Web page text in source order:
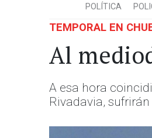
POLÍTICA
TEMPORAL EN
Al
A esa hora
Rivadavia,